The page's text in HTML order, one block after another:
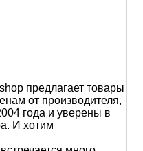
предлагает товары
от производителя,
года и уверены в
И хотим